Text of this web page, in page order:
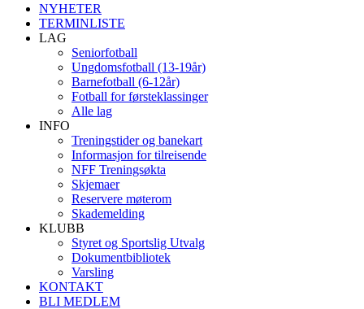
NYHETER
TERMINLISTE
LAG
Seniorfotball
Ungdomsfotball (13-19år)
Barnefotball (6-12år)
Fotball for førsteklassinger
Alle lag
INFO
Treningstider og banekart
Informasjon for tilreisende
NFF Treningsøkta
Skjemaer
Reservere møterom
Skademelding
KLUBB
Styret og Sportslig Utvalg
Dokumentbibliotek
Varsling
KONTAKT
BLI MEDLEM